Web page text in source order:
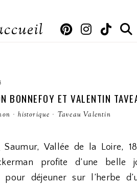
BONNEFOY ET VALENTIN
· historique · Taveau Valentin
Saumur, Vallée de la Loire,
profite d’une belle
pour déjeuner sur l’herbe